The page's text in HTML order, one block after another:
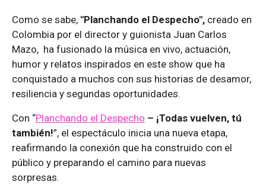
Como se sabe, "Planchando el Despecho", creado en
Colombia por el director y guionista Juan Carlos
Mazo, ha fusionado la música en vivo, actuación,
humor y relatos inspirados en este show que ha
conquistado a muchos con sus historias de desamor,
resiliencia y segundas oportunidades.
Con “Planchando el Despecho – ¡Todas vuelven, tú
también!”, el espectáculo inicia una nueva etapa,
reafirmando la conexión que ha construido con el
público y preparando el camino para nuevas
sorpresas.